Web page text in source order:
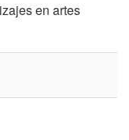
en artes